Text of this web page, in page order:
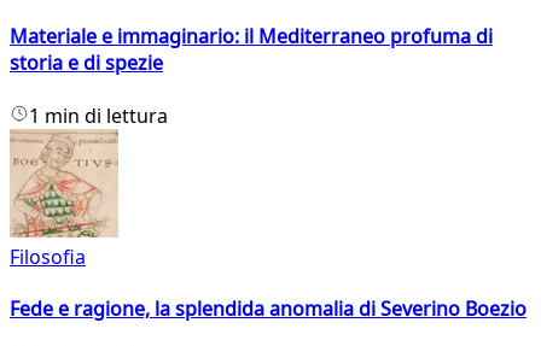
Materiale e immaginario: il Mediterraneo profuma di
storia e di spezie
1 min di lettura
Filosofia
Fede e ragione, la splendida anomalia di Severino Boezio